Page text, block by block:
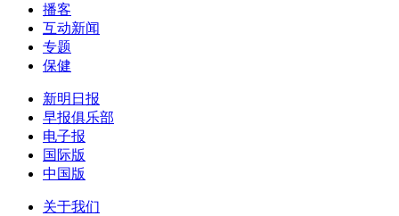
播客
互动新闻
专题
保健
新明日报
早报俱乐部
电子报
国际版
中国版
关于我们